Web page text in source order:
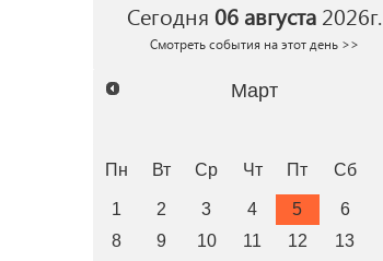
Сегодня 06 августа 2026г.
Смотреть события на этот день >>
Март
Пн Вт Ср Чт Пт Сб
1 2 3 4 5 6
8
9 10 11 12 13